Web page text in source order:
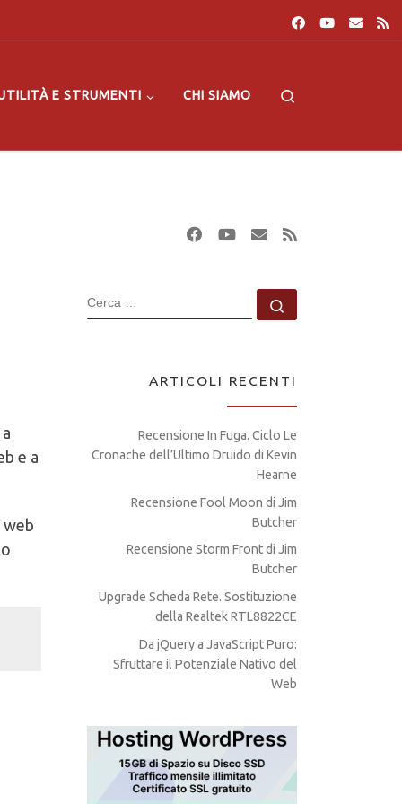
E STRUMENTI CHI SIAMO
e a
CERCA
ARTICOLI RECENTI
Recensione In Fuga. Ciclo Le
Cronache dell’Ultimo Druido di Kevin
Hearne
Recensione Fool Moon di Jim
Butcher
Recensione Storm Front di Jim
Butcher
Upgrade Scheda Rete. Sostituzione
della Realtek RTL8822CE
Da jQuery a JavaScript Puro:
Sfruttare il Potenziale Nativo del
Web